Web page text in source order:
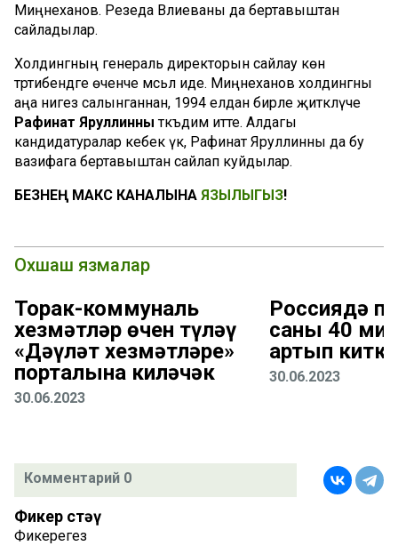
Миңнеханов. Резеда Вәлиеваны да бертавыштан
сайладылар.
Холдингның генераль директорын сайлау көн
тәртибендәге өченче мәсьәлә иде. Миңнеханов холдингны
аңа нигез салынганнан, 1994 елдан бирле җитәкләүче
Рафинат Яруллинны тәкъдим итте. Алдагы
кандидатуралар кебек үк, Рафинат Яруллинны да бу
вазифага бертавыштан сайлап куйдылар.
БЕЗНЕҢ МАКС КАНАЛЫНА ЯЗЫЛЫГЫЗ!
Охшаш язмалар
Торак-коммуналь
хезмәтләр өчен түләү
«Дәүләт хезмәтләре»
порталына киләчәк
30.06.2023
Россиядә
саны 40
артып
30.06.2023
Комментарий 0
Фикер өстәү
Фикерегез